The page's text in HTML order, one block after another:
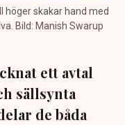
höger skakar hand med
Bild: Manish Swarup
ett avtal
sällsynta
de båda